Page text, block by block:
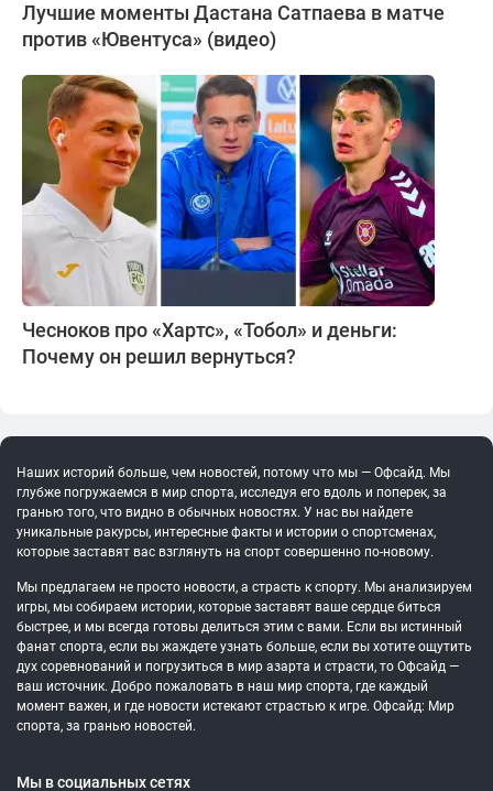
Лучшие моменты Дастана Сатпаева в матче
против «Ювентуса» (видео)
Чесноков про «Хартс», «Тобол» и деньги:
Почему он решил вернуться?
Наших историй больше, чем новостей, потому что мы — Офсайд. Мы
глубже погружаемся в мир спорта, исследуя его вдоль и поперек, за
гранью того, что видно в обычных новостях. У нас вы найдете
уникальные ракурсы, интересные факты и истории о спортсменах,
которые заставят вас взглянуть на спорт совершенно по-новому.
Мы предлагаем не просто новости, а страсть к спорту. Мы анализируем
игры, мы собираем истории, которые заставят ваше сердце биться
быстрее, и мы всегда готовы делиться этим с вами. Если вы истинный
фанат спорта, если вы жаждете узнать больше, если вы хотите ощутить
дух соревнований и погрузиться в мир азарта и страсти, то Офсайд —
ваш источник. Добро пожаловать в наш мир спорта, где каждый
момент важен, и где новости истекают страстью к игре. Офсайд: Мир
спорта, за гранью новостей.
Мы в социальных сетях